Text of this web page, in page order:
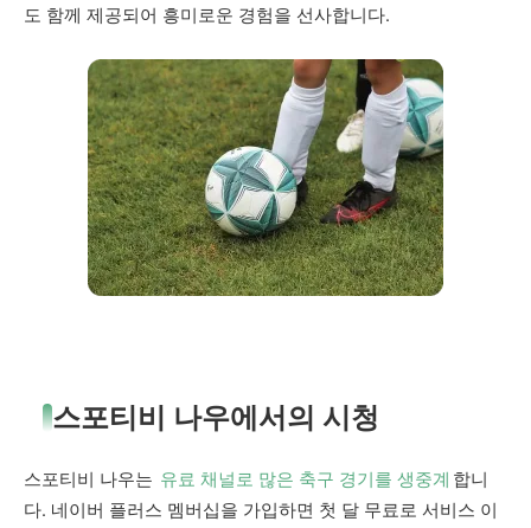
도 함께 제공되어 흥미로운 경험을 선사합니다.
스포티비 나우에서의 시청
스포티비 나우는 유료 채널로 많은 축구 경기를 생중계 합니
다. 네이버 플러스 멤버십을 가입하면 첫 달 무료로 서비스 이